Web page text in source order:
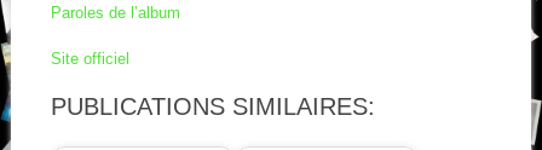
Paroles de l’album
Site officiel
PUBLICATIONS SIMILAIRES: